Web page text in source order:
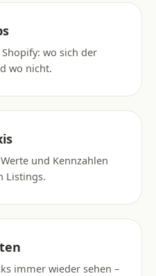
wo sich der
wo nicht.
und Kennzahlen
Listings.
immer wieder sehen –